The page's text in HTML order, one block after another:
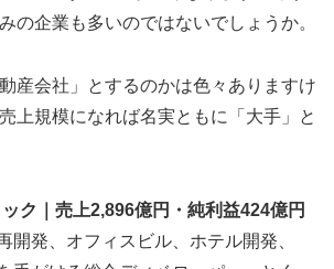
の企業も多いのではないでしょうか。
産会社」とするのかは色々ありますけ
上規模になれば名実ともに「大手」と
ク｜売上2,896億円・純利益424億円
開発、オフィスビル、ホテル開発、